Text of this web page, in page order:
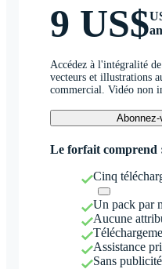
9 US$
Accédez à l'intégralité
vecteurs et illustrations
commercial. Vidéo non
Le forfait comprend
Cinq
Un pack par
Aucune
Assistance
Sans